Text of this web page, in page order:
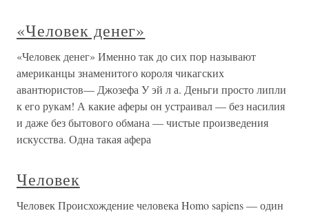
«Человек денег»
«Человек денег» Именно так до сих пор называют
американцы знаменитого короля чикагских
авантюристов— Джозефа У эй л а. Деньги просто липли
к его рукам! А какие аферы он устраивал — без насилия
и даже без бытового обмана — чистые произведения
искусства. Одна такая афера
Человек
Человек Происхождение человека Homo sapiens — один